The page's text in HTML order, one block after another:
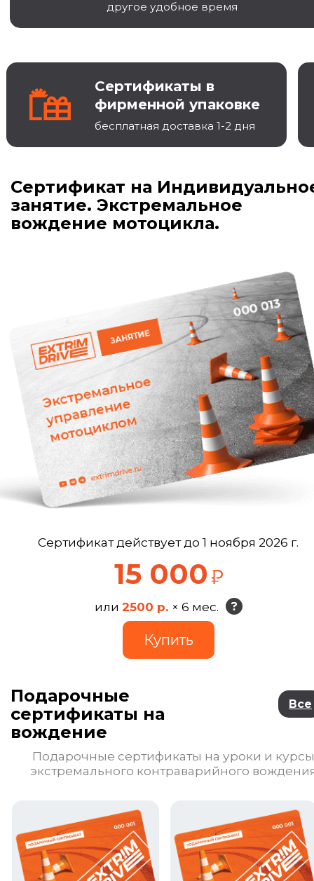
другое удобное время
Сертификаты в
фирменной упаковке
бесплатная доставка 1-2 дня
Сертификат на
занятие. Экстремальное
вождение мотоцикла.
Сертификат действует до 1 ноября 2026 г.
15 000
или 2500 р. × 6 мес.
Подарочные
сертификаты на
вождение
Все
Подарочные сертификаты на уроки и курсы
экстремального контраварийного